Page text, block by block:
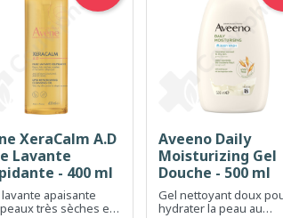
Aperçu rapide
XeraCalm A.D
Lavante
- 400 ml
apaisante
très sèches et
Aperçu rapide
Aveeno Daily
Moisturizing Gel
Douche - 500 ml
Gel nettoyant doux
hydrater la peau au